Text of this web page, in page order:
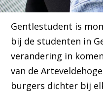
Gentlestudent is
bij de studenten in
verandering in
van de
burgers dichter bij